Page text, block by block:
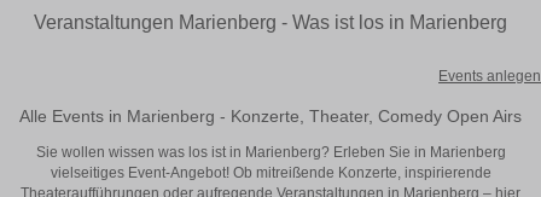
Veranstaltungen Marienberg - Was ist los in Marienberg
Events anlegen
Alle Events in Marienberg - Konzerte, Theater, Comedy Open Airs
Sie wollen wissen was los ist in Marienberg? Erleben Sie in Marienberg
vielseitiges Event-Angebot! Ob mitreißende Konzerte, inspirierende
Theateraufführungen oder aufregende Veranstaltungen in Marienberg – hier